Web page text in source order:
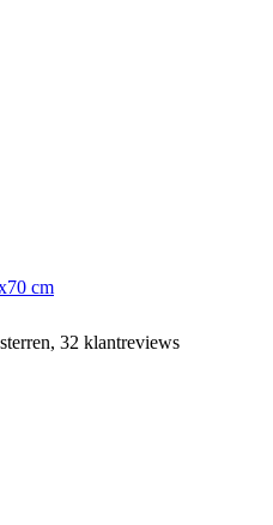
cm
32 klantreviews